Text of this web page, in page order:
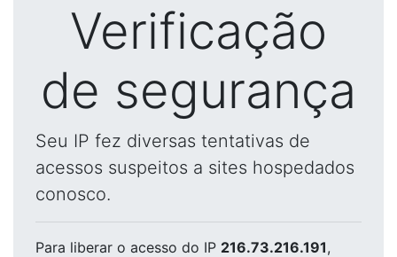
Verificação
de segurança
Seu IP fez diversas tentativas de
acessos suspeitos a sites hospedados
conosco.
Para liberar o acesso do IP 216.73.216.191,